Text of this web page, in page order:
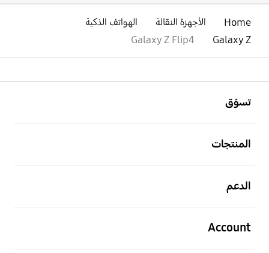
Home الأجهزة النقالة
الهواتف الذكية
Galaxy Z
Galaxy Z Flip4
تسوّق
المنتجات
الدعم
Account